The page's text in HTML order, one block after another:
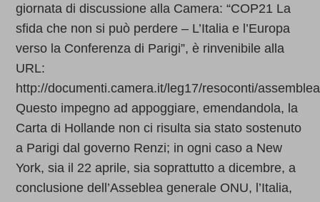
giornata di discussione alla Camera: “COP21 La
sfida che non si può perdere – L’Italia e l’Europa
verso la Conferenza di Parigi”, è rinvenibile alla
URL:
http://documenti.camera.it/leg17/resoconti/
Questo impegno ad appoggiare, emendandola, la
Carta di Hollande non ci risulta sia stato sostenuto
a Parigi dal governo Renzi; in ogni caso a New
York, sia il 22 aprile, sia soprattutto a dicembre, a
conclusione dell’Asseblea generale ONU, l’Italia,